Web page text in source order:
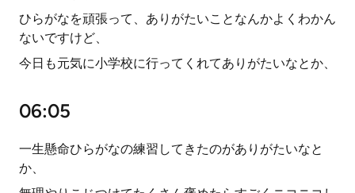
ひらがなを頑張って、ありがたいことなんかよくわかん
ないですけど、
今日も元気に小学校に行ってくれてありがたいなとか、
06:05
一生懸命ひらがなの練習してきたのがありがたいなと
か、